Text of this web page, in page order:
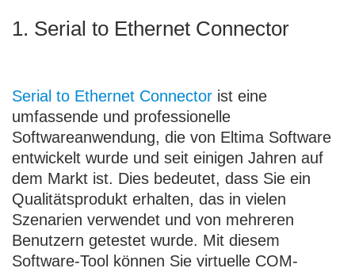
1. Serial to Ethernet Connector
Serial to Ethernet Connector ist eine
umfassende und professionelle
Softwareanwendung, die von Eltima Software
entwickelt wurde und seit einigen Jahren auf
dem Markt ist. Dies bedeutet, dass Sie ein
Qualitätsprodukt erhalten, das in vielen
Szenarien verwendet und von mehreren
Benutzern getestet wurde. Mit diesem
Software-Tool können Sie virtuelle COM-